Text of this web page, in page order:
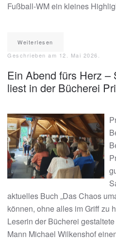
Fußball-WM ein kleines
Weiterlesen
Geschrieben am 12. Mai 2026
Ein Abend fürs Herz
liest in der Bücherei
aktuelles Buch „Das Chaos
können, ohne alles im Griff zu
Leserin der Bücherei
Mann Michael Wilkenshof